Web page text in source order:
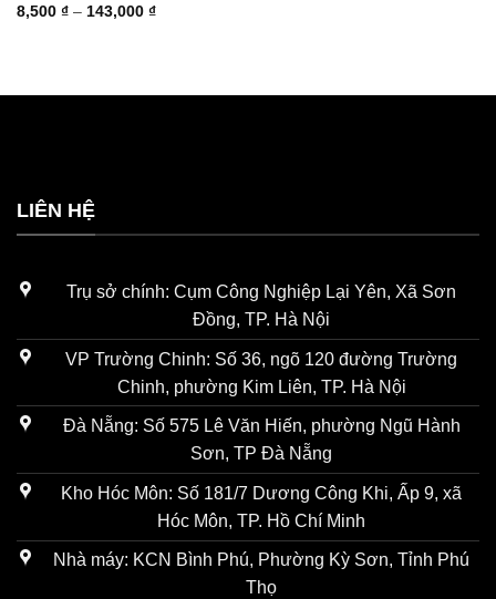
8,500 ₫ – 143,000 ₫Khoảng
LIÊN HỆ
Trụ sở chính: Cụm Công Nghiệp Lại Yên, Xã Sơn
Đồng, TP. Hà Nội
VP Trường Chinh: Số 36, ngõ 120 đường Trường
Chinh, phường Kim Liên, TP. Hà Nội
Đà Nẵng: Số 575 Lê Văn Hiến, phường Ngũ Hành
Sơn, TP Đà Nẵng
Kho Hóc Môn: Số 181/7 Dương Công Khi, Ấp 9, xã
Hóc Môn, TP. Hồ Chí Minh
Nhà máy: KCN Bình Phú, Phường Kỳ Sơn, Tỉnh Phú
Thọ